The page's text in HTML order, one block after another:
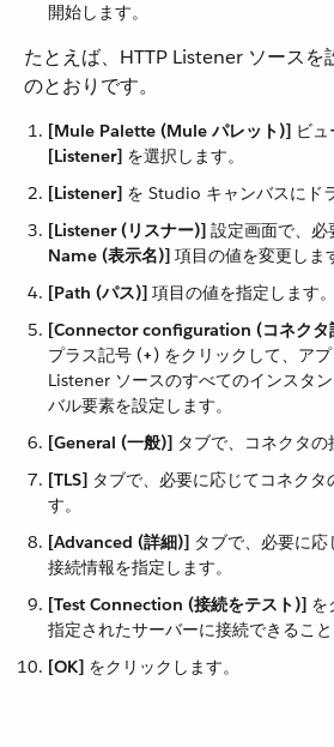
開始します。
たとえば、HTTP Listener ソースを
のとおりです。
[Mule Palette (Mule パレット)] ビュ
[Listener] ​ を選択します。
[Listener] を Studio キャンバスにド
[Listener (リスナー)] 設定画面で、必
Name (表示名)] 項目の値を変更しま
[Path (パス)] ​ 項目の値を指定します。
[Connector configuration (コネクタ
プラス記号 (​+​) をクリックして、ア
Listener ソースのすべてのインスタ
バル要素を設定します。
[General (一般)] タブで、コネクタの
[TLS] タブで、必要に応じてコネクタ
す。
[Advanced (詳細)] タブで、必要に
接続情報を指定します。
[Test Connection (接続をテスト)]
指定されたサーバーに接続できること
[OK] ​ をクリックします。